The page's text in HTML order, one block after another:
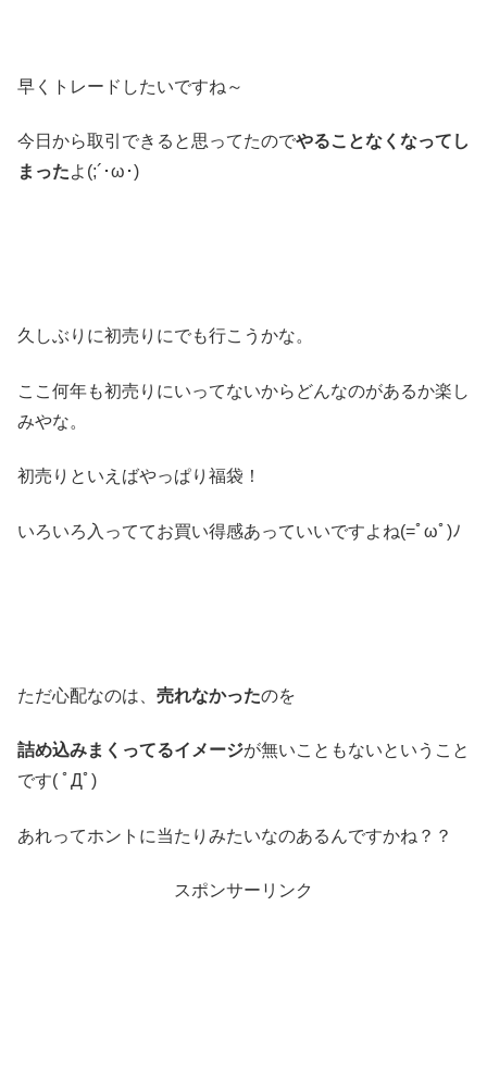
早くトレードしたいですね～
今日から取引できると思ってたのでやることなくなってし
まったよ(;´･ω･)
久しぶりに初売りにでも行こうかな。
ここ何年も初売りにいってないからどんなのがあるか楽し
みやな。
初売りといえばやっぱり福袋！
いろいろ入っててお買い得感あっていいですよね(=ﾟωﾟ)ﾉ
ただ心配なのは、 売れなかったのを
詰め込みまくってるイメージが無いこともないということ
です( ﾟДﾟ)
あれってホントに当たりみたいなのあるんですかね？？
スポンサーリンク